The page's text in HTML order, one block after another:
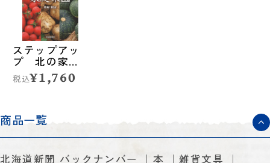
ステップアッ
プ 北の家庭
菜園
税込¥1,760
商品一覧
北海道新聞 バックナンバー 本 雑貨文具